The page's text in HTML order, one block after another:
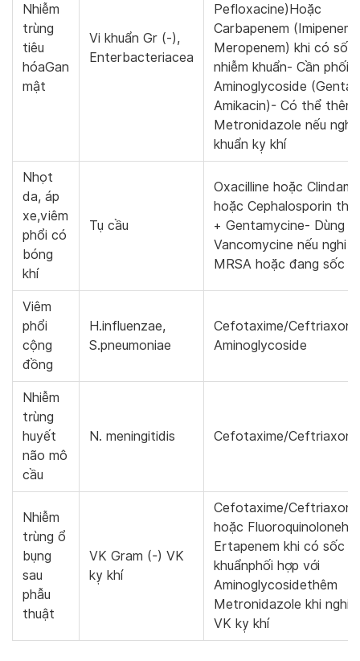
Nhiễm
trùng
tiêu
hóaGan
mật
Vi khuẩn Gr (-),
Enterbacteriacea
Pefloxacine)Hoặc
Carbapenem (Imipenem/
Meropenem) khi có sốc
nhiễm khuẩn- Cần phối
Aminoglycoside
Amikacin)- Có thể thêm
Metronidazole nếu nghi
khuẩn kỵ khí
Nhọt
da, áp
xe,viêm
phổi có
bóng
khí
Tụ cầu
Oxacilline hoặc
hoặc Cephalosporin thế
+ Gentamycine- Dùng
Vancomycine nếu nghi
MRSA hoặc đang sốc
Viêm
phổi
cộng
đồng
H.influenzae,
S.pneumoniae
Cefotaxime/
Aminoglycoside
Nhiễm
trùng
huyết
não mô
cầu
N. meningitidis Cefotaxime/Ceftriaxone
Nhiễm
trùng ổ
bụng
sau
phẫu
thuật
VK Gram (-) VK
kỵ khí
Cefotaxime/Ceftriaxone
hoặc
Ertapenem khi có sốc
khuẩnphối hợp với
Aminoglycosidethêm
Metronidazole khi nghi
VK kỵ khí